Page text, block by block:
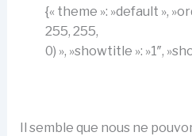
{« theme »: »default »,
255, 255,
0) », »showtitle »: »1″,
Il semble que nous ne